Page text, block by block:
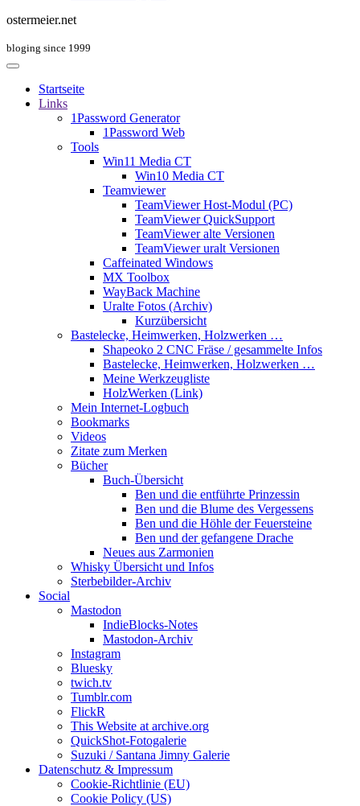
ostermeier.net
bloging since 1999
Startseite
Links
1Password Generator
1Password Web
Tools
Win11 Media CT
Win10 Media CT
Teamviewer
TeamViewer Host-Modul (PC)
TeamViewer QuickSupport
TeamViewer alte Versionen
TeamViewer uralt Versionen
Caffeinated Windows
MX Toolbox
WayBack Machine
Uralte Fotos (Archiv)
Kurzübersicht
Bastelecke, Heimwerken, Holzwerken …
Shapeoko 2 CNC Fräse / gesammelte Infos
Bastelecke, Heimwerken, Holzwerken …
Meine Werkzeugliste
HolzWerken (Link)
Mein Internet-Logbuch
Bookmarks
Videos
Zitate zum Merken
Bücher
Buch-Übersicht
Ben und die entführte Prinzessin
Ben und die Blume des Vergessens
Ben und die Höhle der Feuersteine
Ben und der gefangene Drache
Neues aus Zarmonien
Whisky Übersicht und Infos
Sterbebilder-Archiv
Social
Mastodon
IndieBlocks-Notes
Mastodon-Archiv
Instagram
Bluesky
twich.tv
Tumblr.com
FlickR
This Website at archive.org
QuickShot-Fotogalerie
Suzuki / Santana Jimny Galerie
Datenschutz & Impressum
Cookie-Richtlinie (EU)
Cookie Policy (US)